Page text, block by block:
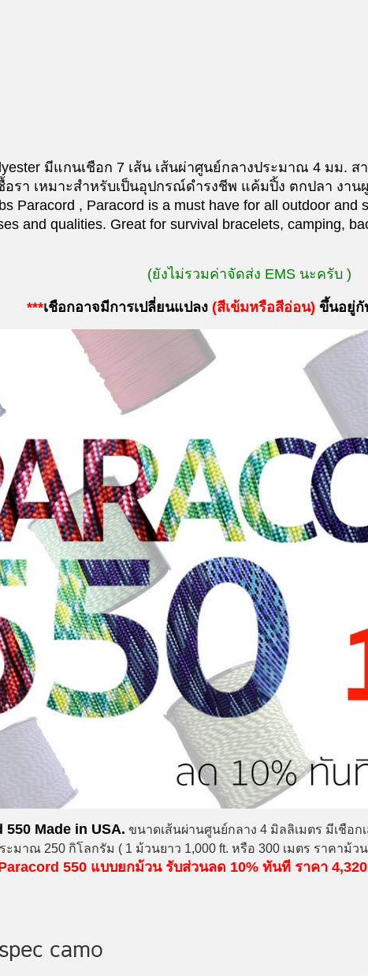
มีแกนเชือก 7 เส้น เส้นผ่าศูนย์กลางประมาณ 4 มม. ส
อรา เหมาะสำหรับเป็นอุปกรณ์ดำรงชีพ แค้มปิ้ง ตกปลา งาน
Paracord , Paracord is a must have for all outdoor and
and qualities. Great for survival bracelets, camping,
(ยังไม่รวมค่าจัดส่ง EMS นะครับ )
***เชือกอาจมีการเปลี่ยนแปลง (สีเข้มหรือสีอ่อน) ขึ้นอยู่กั
550 Made in USA. ขนาดเส้นผ่านศูนย์กลาง 4 มิลลิเมตร มีเชือ
มาณ 250 กิโลกรัม ( 1 ม้วนยาว 1,000 ft. หรือ 300 เมตร ราคาม้ว
550 แบบยกม้วน รับส่วนลด 10% ทันที ราคา
camo